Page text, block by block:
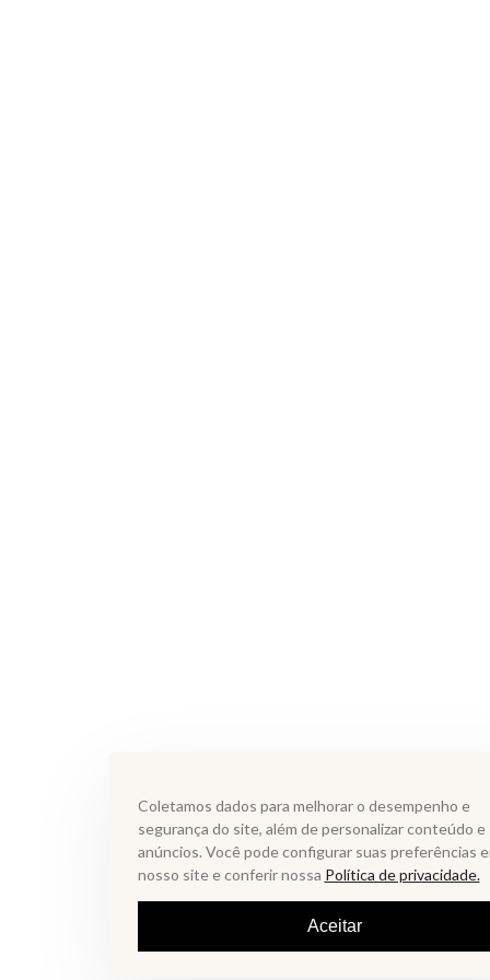
Coletamos dados para melhorar o desempenho e
segurança do site, além de personalizar conteúdo e
anúncios. Você pode configurar suas preferências
nosso site e conferir nossa Política de privacidade.
Aceitar